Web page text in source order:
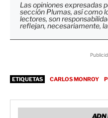
Las opiniones expresadas
sección Plumas, así como
lectores, son
reflejan, necesariamente,
ETIQUETAS CARLOS MONROY
ADN